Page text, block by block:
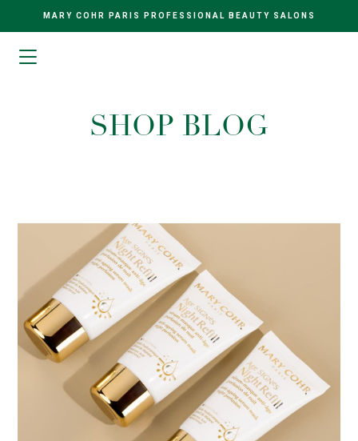
MARY COHR PARIS PROFESSIONAL BEAUTY SALONS
SHOP BLOG